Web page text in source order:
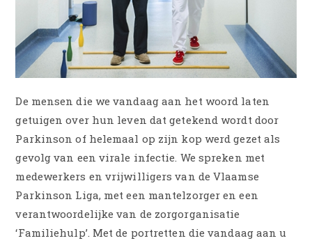
De mensen die we vandaag aan het woord laten
getuigen over hun leven dat getekend wordt door
Parkinson of helemaal op zijn kop werd gezet als
gevolg van een virale infectie. We spreken met
medewerkers en vrijwilligers van de Vlaamse
Parkinson Liga, met een mantelzorger en een
verantwoordelijke van de zorgorganisatie
‘Familiehulp’. Met de portretten die vandaag aan u